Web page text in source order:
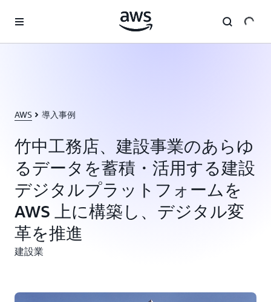
AWS 導入事例
竹中工務店、建設事業のあらゆ
るデータを蓄積・活用する建設
デジタルプラットフォームを
AWS 上に構築し、デジタル変
革を推進
建設業